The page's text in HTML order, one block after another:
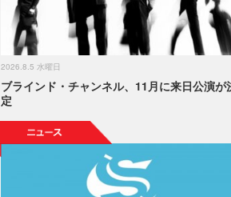
2026.8.5 水曜日
ブラインド・チャンネル、11月に来日公演が
定